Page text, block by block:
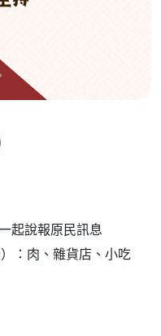
起說報原民訊息
：肉、雜貨店、小吃